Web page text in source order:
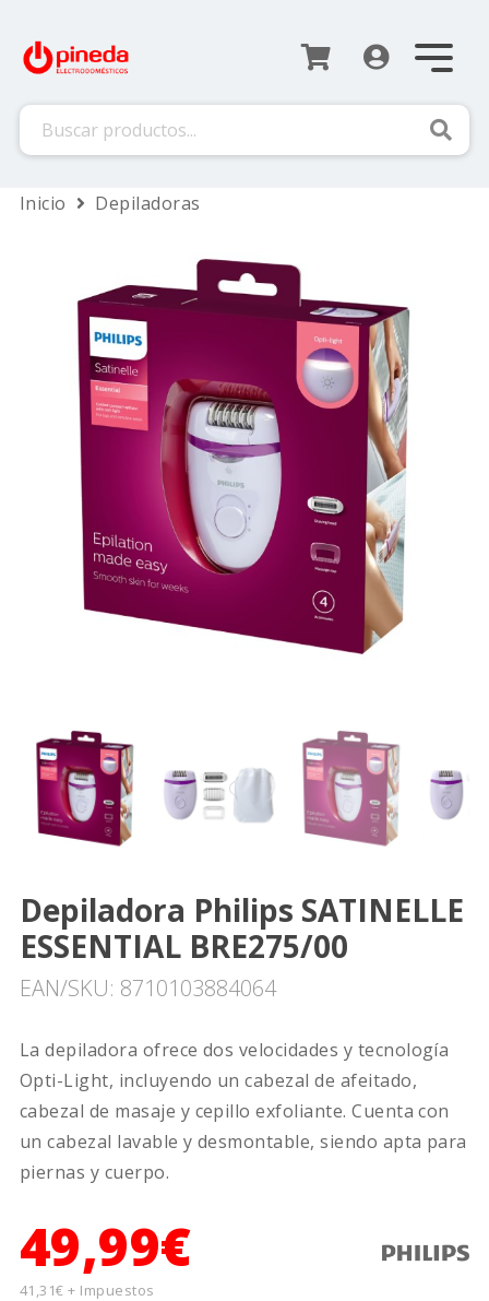
Inicio
 Depiladoras
Depiladora Philips SATINELLE
ESSENTIAL BRE275/00
EAN/SKU: 8710103884064
La depiladora ofrece dos velocidades y tecnología
Opti-Light, incluyendo un cabezal de afeitado,
cabezal de masaje y cepillo exfoliante. Cuenta con
un cabezal lavable y desmontable, siendo apta para
piernas y cuerpo.
49,99€
41,31€ + Impuestos